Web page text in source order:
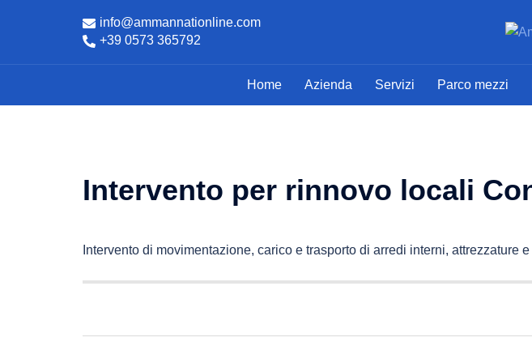
info@ammannationline.com
+39 0573 365792
Home Azienda Servizi Parco mezzi
Intervento per rinnovo locali
Intervento di movimentazione, carico e trasporto di arredi interni,